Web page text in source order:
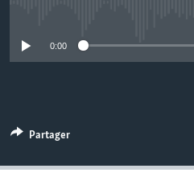
0:00
Partager